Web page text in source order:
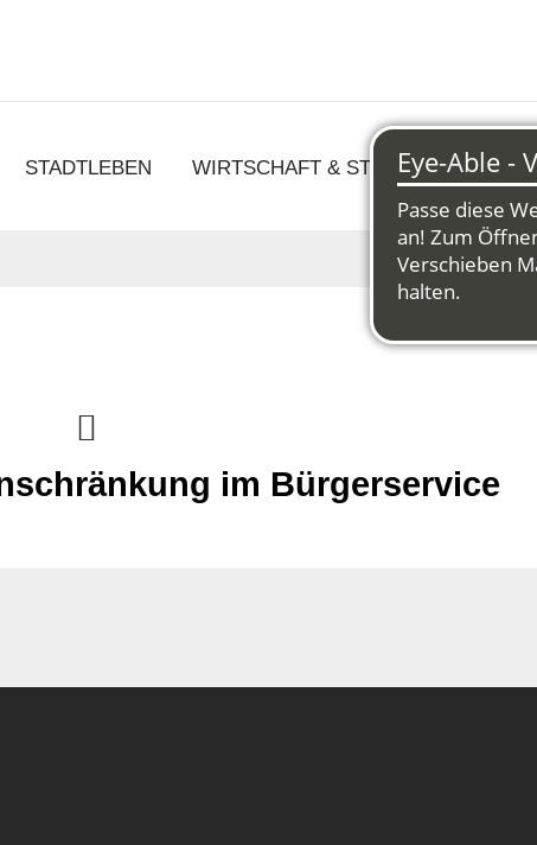
STADTLEBEN WIRTSCHAFT & STRUKTURWANDEL
im Bürgerservice